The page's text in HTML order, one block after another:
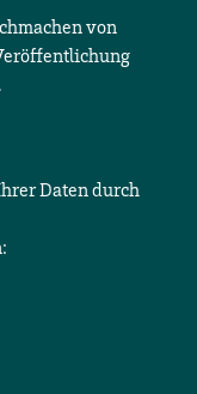
von
Daten durch